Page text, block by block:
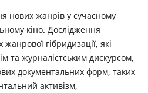
нових жанрів у сучасному
кіно. Дослідження
гібридизації, які
та журналістським дискурсом,
документальних форм, таких
активізм,